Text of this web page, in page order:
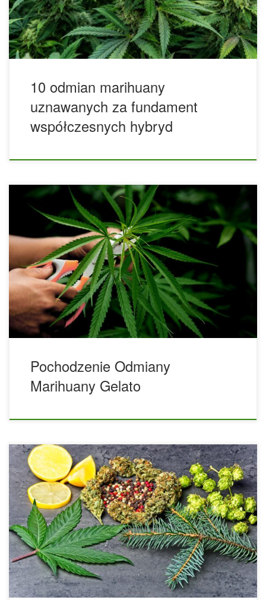
marihuany są zwykle efektem wieloletniej selekcji,
odpowiedzialnej pracy hodowlanej i cierpliwego utrwalania
pożądanych cech. Takie linie nie […]
10 odmian marihuany
uznawanych za fundament
współczesnych hybryd
W ostatnich latach świat marihuany doświadczył prawdziwej
rewolucji pod względem rozwoju nowej genetyki, a wśród
różnych odmian, które się pojawiły, jedną z najbardziej
znanych jest odmiana Gelato. Roślina ta zdołała przykuć
uwagę i podniebienia entuzjastów marihuany na całym
świecie dzięki wyjątkowemu połączeniu smaków, aromatów i
unikalnych efektów. Gelato to odmiana hybrydowa, będąca
wynikiem skrzyżowania słynnych Girl Scout Cookies Thin
Mint […]
Pochodzenie Odmiany
Marihuany Gelato
Uprawa automatycznych roślin marihuany outdoor w
doniczkach Smartpots – Zastosowany sprzęt, genetyka i
nawozy. Poniższy artykuł zawiera szczegółowy raport
dotyczący uprawy automatycznie kwitnących odmian
marihuany uprawianych na zewnątrz, głównie przy użyciu
Smart Pots. Celem tego raportu jest zbadanie ich
wydajności w uprawie odmian automatycznie kwitnących i
zwrócenie uwagi na ich przydatność do szczególnych
wymagań tego typu uprawy. Doniczki Smart Pot […]